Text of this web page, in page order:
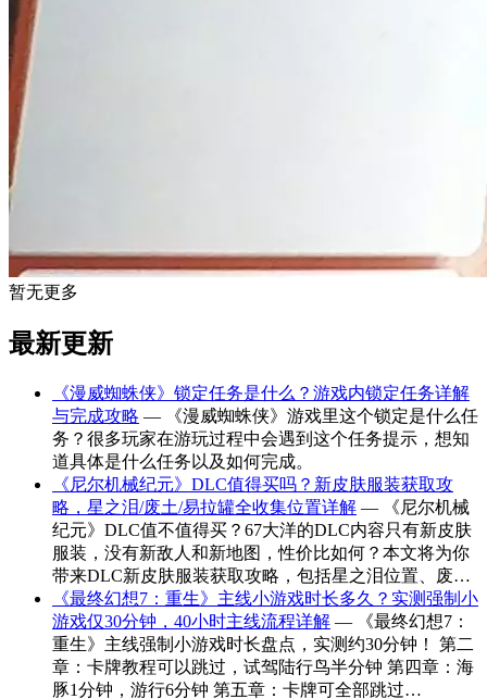
暂无更多
最新更新
《漫威蜘蛛侠》锁定任务是什么？游戏内锁定任务详解
与完成攻略 — 《漫威蜘蛛侠》游戏里这个锁定是什么任
务？很多玩家在游玩过程中会遇到这个任务提示，想知
道具体是什么任务以及如何完成。
《尼尔机械纪元》DLC值得买吗？新皮肤服装获取攻
略，星之泪/废土/易拉罐全收集位置详解 — 《尼尔机械
纪元》DLC值不值得买？67大洋的DLC内容只有新皮肤
服装，没有新敌人和新地图，性价比如何？本文将为你
带来DLC新皮肤服装获取攻略，包括星之泪位置、废…
《最终幻想7：重生》主线小游戏时长多久？实测强制小
游戏仅30分钟，40小时主线流程详解 — 《最终幻想7：
重生》主线强制小游戏时长盘点，实测约30分钟！ 第二
章：卡牌教程可以跳过，试驾陆行鸟半分钟 第四章：海
豚1分钟，游行6分钟 第五章：卡牌可全部跳过…